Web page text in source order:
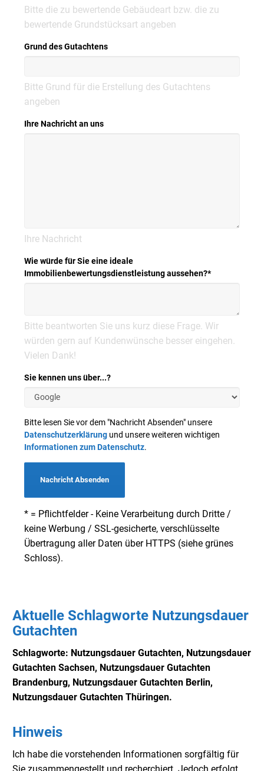
Bitte die zu bewertende Gebäudeart bzw. die zu
bewertende Grundstücksart angeben
Grund des Gutachtens
Bitte Grund für die Erstellung des Gutachtens
angeben
Ihre Nachricht an uns
Ihre Nachricht
Wie würde für Sie eine ideale
Immobilienbewertungsdienstleistung aussehen?*
Bitte beantworten Sie uns kurz diese Frage. Wir
würden gern auf Kundenwünsche besser eingehen.
Vielen Dank!
Sie kennen uns über...?
Bitte lesen Sie vor dem "Nachricht Absenden" unsere
Datenschutzerklärung und unsere weiteren wichtigen
Informationen zum Datenschutz.
Nachricht Absenden
* = Pflichtfelder - Keine Verarbeitung durch Dritte /
keine Werbung / SSL-gesicherte, verschlüsselte
Übertragung aller Daten über HTTPS (siehe grünes
Schloss).
Aktuelle Schlagworte Nutzungsdauer
Gutachten
Schlagworte: Nutzungsdauer Gutachten, Nutzungsdauer
Gutachten Sachsen, Nutzungsdauer Gutachten
Brandenburg, Nutzungsdauer Gutachten Berlin,
Nutzungsdauer Gutachten Thüringen.
Hinweis
Ich habe die vorstehenden Informationen sorgfältig für